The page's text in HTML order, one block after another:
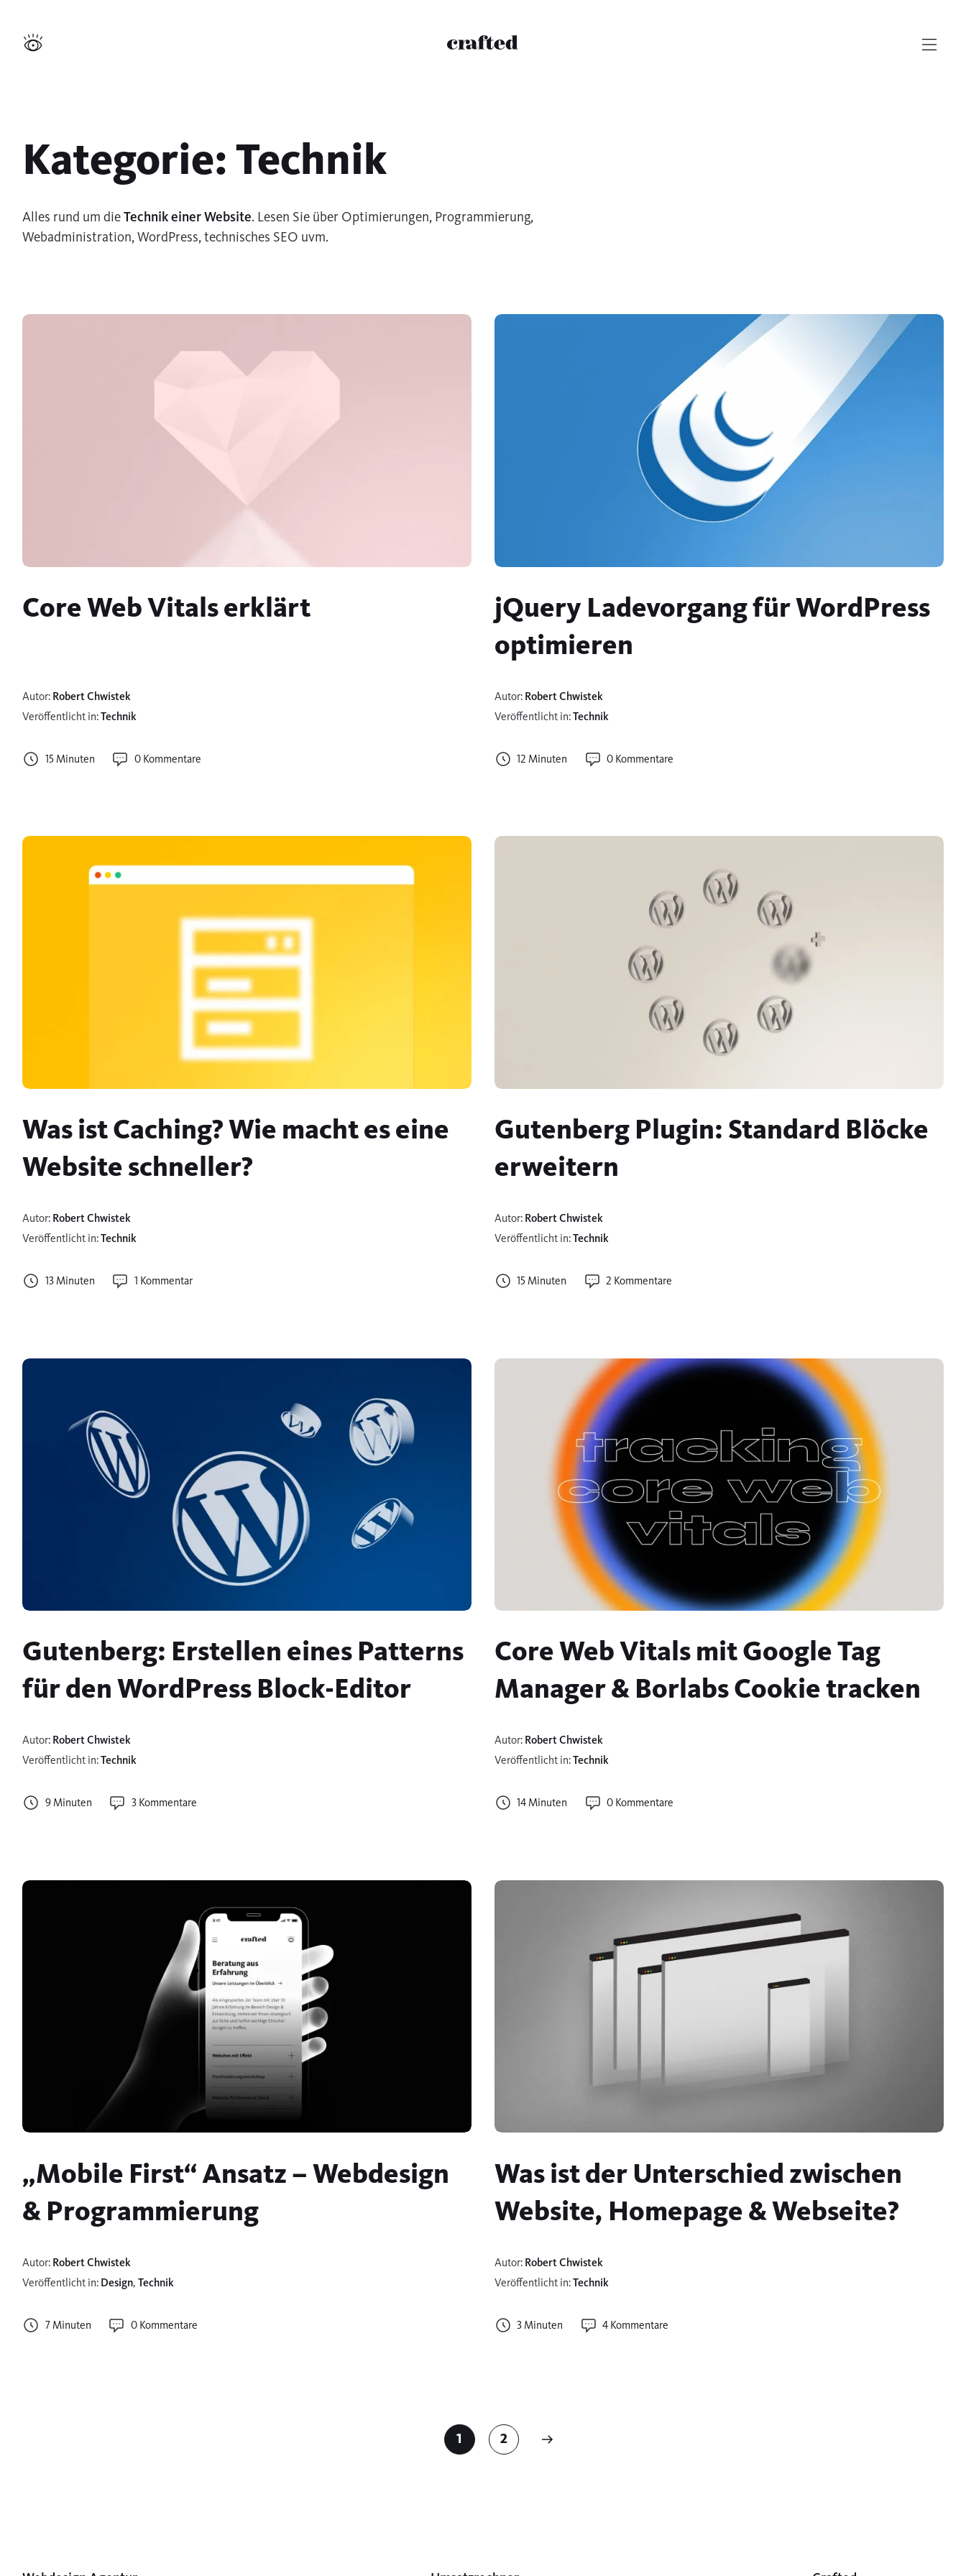
springen
Crafted
WordPress Performance Experte
Dunkel-
Kategorie:Technik
Alles rund um dieTechnik einer Website. Lesen Sie über Optimierungen, Programmierung,
Webadministration, WordPress, technisches SEO uvm.
Core Web Vitals erklärt
Autor: Robert Chwistek
Veröffentlicht in:Technik
15 Minuten 0 Kommentare
jQuery Ladevorgang für WordPress
optimieren
Autor: Robert Chwistek
Veröffentlicht in:Technik
12 Minuten 0 Kommentare
Was ist Caching? Wie macht es eine
Website schneller?
Autor: Robert Chwistek
Veröffentlicht in:Technik
13 Minuten 1 Kommentar
Gutenberg Plugin: Standard Blöcke
erweitern
Autor: Robert Chwistek
Veröffentlicht in:Technik
15 Minuten 2 Kommentare
Gutenberg: Erstellen eines Patterns
für den WordPress Block-Editor
Autor: Robert Chwistek
Veröffentlicht in:Technik
9 Minuten 3 Kommentare
Core Web Vitals mit Google Tag
Manager & Borlabs Cookie tracken
Autor: Robert Chwistek
Veröffentlicht in:Technik
14 Minuten 0 Kommentare
„Mobile First“ Ansatz – Webdesign
& Programmierung
Autor: Robert Chwistek
Veröffentlicht in: Design,Technik
7 Minuten 0 Kommentare
Was ist der Unterschied zwischen
Website, Homepage & Webseite?
Autor: Robert Chwistek
Veröffentlicht in:Technik
3 Minuten 4 Kommentare
1 2